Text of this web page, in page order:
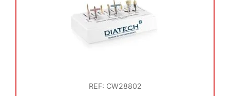
REF: CW28802